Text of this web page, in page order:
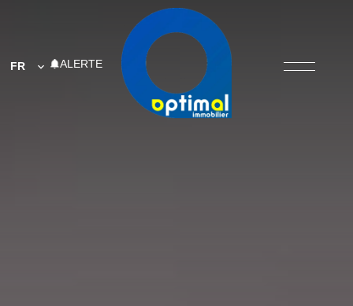
FR ALERTE